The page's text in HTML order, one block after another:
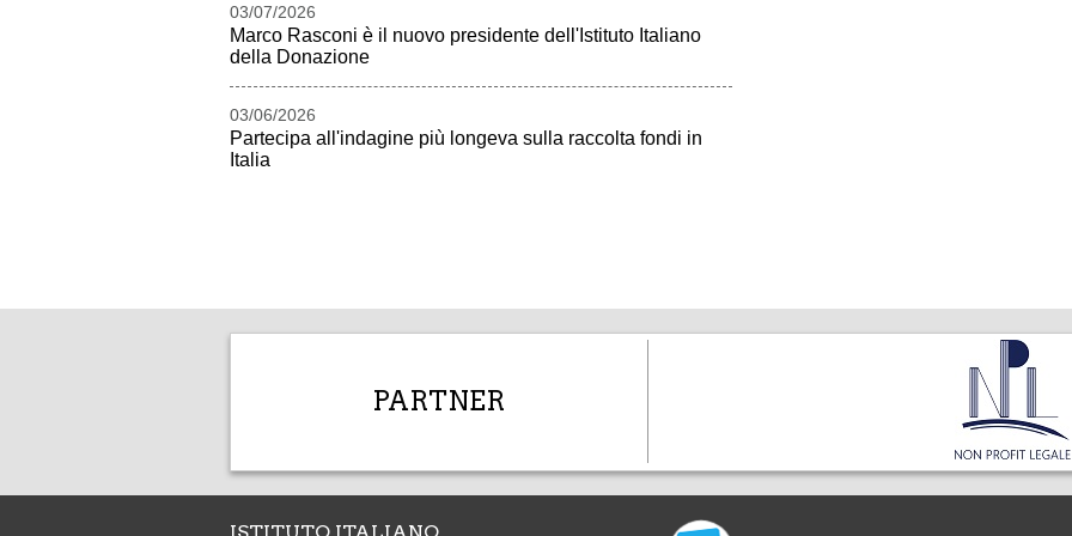
03/07/2026
Marco Rasconi è il nuovo presidente dell'Istituto Italiano
della Donazione
03/06/2026
Partecipa all'indagine più longeva sulla raccolta fondi in
Italia
PARTNER